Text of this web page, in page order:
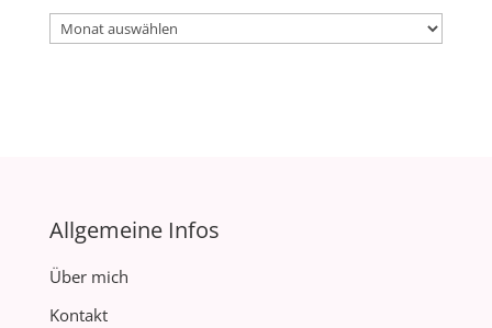
Archiv
Allgemeine Infos
Über mich
Kontakt